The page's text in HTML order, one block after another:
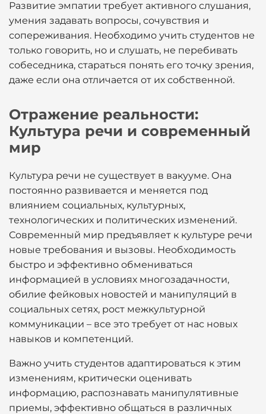
Развитие эмпатии требует активного слушания,
умения задавать вопросы, сочувствия и
сопереживания. Необходимо учить студентов не
только говорить, но и слушать, не перебивать
собеседника, стараться понять его точку зрения,
даже если она отличается от их собственной.
Отражение реальности:
Культура речи и современный
мир
Культура речи не существует в вакууме. Она
постоянно развивается и меняется под
влиянием социальных, культурных,
технологических и политических изменений.
Современный мир предъявляет к культуре речи
новые требования и вызовы. Необходимость
быстро и эффективно обмениваться
информацией в условиях многозадачности,
обилие фейковых новостей и манипуляций в
социальных сетях, рост межкультурной
коммуникации – все это требует от нас новых
навыков и компетенций.
Важно учить студентов адаптироваться к этим
изменениям, критически оценивать
информацию, распознавать манипулятивные
приемы, эффективно общаться в различных